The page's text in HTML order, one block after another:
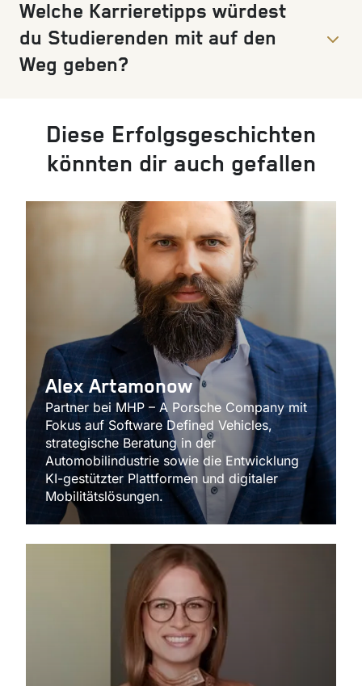
Welche Karrieretipps würdest
du Studierenden mit auf den
Weg geben?
Diese Erfolgsgeschichten
könnten dir auch gefallen
Alex Artamonow
Partner bei MHP – A Porsche Company mit
Fokus auf Software Defined Vehicles,
strategische Beratung in der
Automobilindustrie sowie die Entwicklung
KI-gestützter Plattformen und digitaler
Mobilitätslösungen.